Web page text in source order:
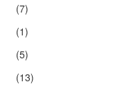
(7)
(1)
(5)
(13)